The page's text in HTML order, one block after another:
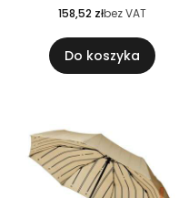
158,52 złbez VAT
Do koszyka